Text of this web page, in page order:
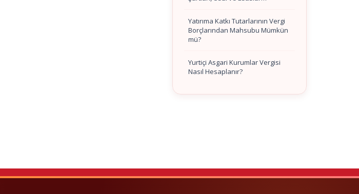
Yatırıma Katkı Tutarlarının Vergi
Borçlarından Mahsubu Mümkün
mü?
Yurtiçi Asgari Kurumlar Vergisi
Nasıl Hesaplanır?